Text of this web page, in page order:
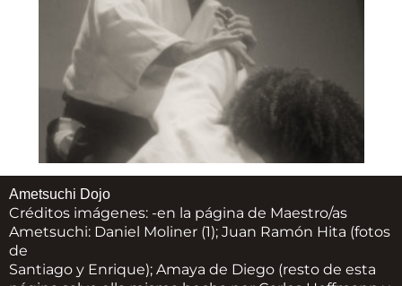
Ametsuchi Dojo
Créditos imágenes: -en la página de Maestro/as
Ametsuchi: Daniel Moliner (1); Juan Ramón Hita (fotos
de
Santiago y Enrique); Amaya de Diego (resto de esta